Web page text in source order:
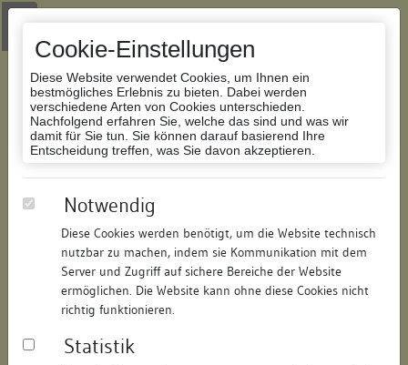
Cookie-Einstellungen
Diese Website verwendet Cookies, um Ihnen ein
bestmögliches Erlebnis zu bieten. Dabei werden
verschiedene Arten von Cookies unterschieden.
Nachfolgend erfahren Sie, welche das sind und was wir
damit für Sie tun. Sie können darauf basierend Ihre
Entscheidung treffen, was Sie davon akzeptieren.
Notwendig
Diese Cookies werden benötigt, um die Website technisch
nutzbar zu machen, indem sie Kommunikation mit dem
Server und Zugriff auf sichere Bereiche der Website
ermöglichen. Die Website kann ohne diese Cookies nicht
richtig funktionieren.
Statistik
Zur Navigation springen
Zum Inhalt der Website springen
Datenbank Bauforschung/Restaurierung
"Haus zum Tannenamt"
108063464113/ Datum: 20.11.2018
Datenbestand:
Bauforschung und Restaurierung